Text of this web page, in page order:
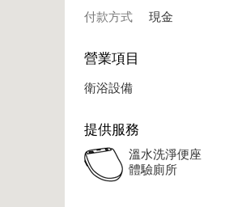
付款方式
現金
營業項目
衛浴設備
提供服務
溫水洗淨便座
體驗廁所